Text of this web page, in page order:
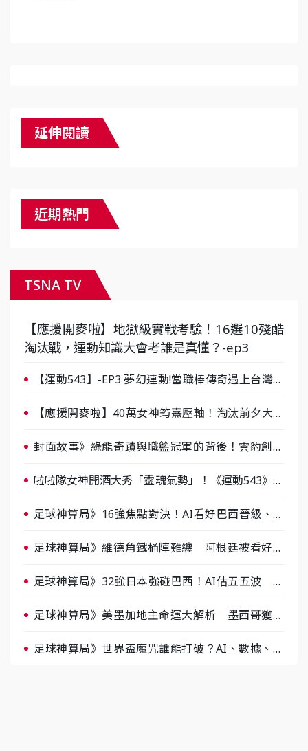
延伸閱讀
近期熱門
TSNA TV
【應援開麥啦】地獄級實戰考驗！16選10殘酷
淘汰戰，運動知識大會考誰是真懂？-ep3
【運動543】-EP3 夢幻連動!當職棒傳奇遇上台灣女
【應援開麥啦】40萬女神筠熹壓軸！淘汰前夕大混
封面故事》綠能奇蹟與職籃冠軍的背後！雲豹創辦
啦啦隊女神開酒大秀「靈魂氣勢」！《運動543》微
足球神算局》16強焦點對決！AI看好巴西晉級、數
足球神算局》維德角鐵桶陣難纏 阿根廷被看好下
足球神算局》32強日本強碰巴西！AI估五五波 牛
足球神算局》美墨加地主命運大解析 墨西哥獲數
足球神算局》世界盃魔咒誰能打破？AI、數據、塔